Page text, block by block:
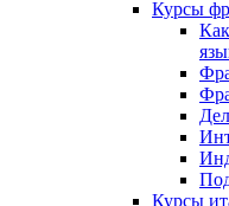
Курсы
Курсы